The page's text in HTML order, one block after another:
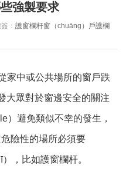
強製要求
： 護窗欄杆窗（chuāng）戶護欄
家中或公共場所的窗戶跌
大眾對於窗邊安全的關注
）避免類似不幸的發生，
險性的場所必須要
，比如護窗欄杆。